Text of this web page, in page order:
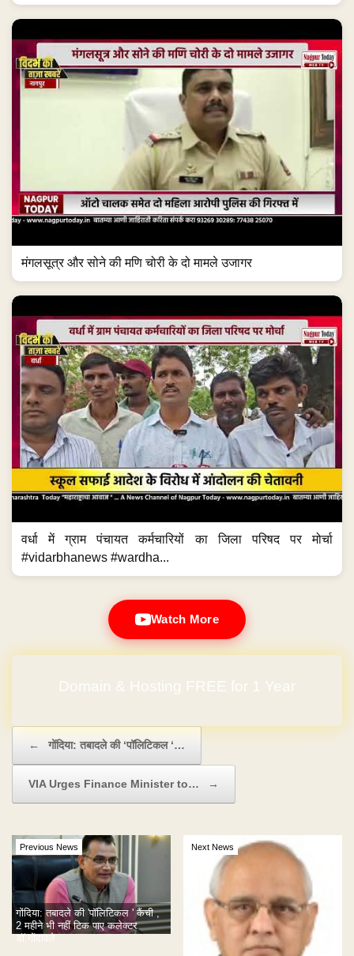
मंगलसूत्र और सोने की मणि चोरी के दो मामले उजागर
वर्धा में ग्राम पंचायत कर्मचारियों का जिला परिषद पर मोर्चा
#vidarbhanews #wardha...
Watch More
Domain & Hosting FREE for 1 Year
← गोंदिया: तबादले की ‘पॉलिटिकल ‘…
VIA Urges Finance Minister to… →
Previous News
गोंदिया: तबादले की 'पॉलिटिकल ' कैंची ,
2 महीने भी नहीं टिक पाए कलेक्टर
डॉ.गोंदावले
Next News